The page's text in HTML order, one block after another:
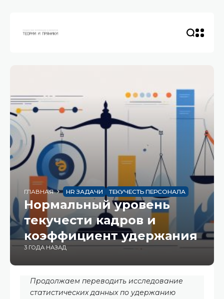
ГЛАВНАЯ HR ЗАДАЧИ ТЕКУЧЕСТЬ ПЕРСОНАЛА
Нормальный уровень
текучести кадров и
коэффициент удержания
3 ГОДА НАЗАД
Продолжаем переводить исследование
статистических данных по удержанию